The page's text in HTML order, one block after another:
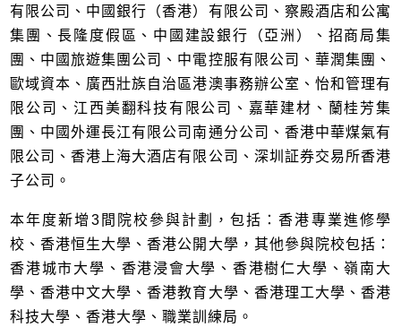
有限公司、中國銀行（香港）有限公司、察殿酒店和公寓
集團、長隆度假區、中國建設銀行（亞洲）、招商局集
團、中國旅遊集團公司、中電控服有限公司、華潤集團、
歐域資本、廣西壯族自治區港澳事務辦公室、怡和管理有
限公司、江西美翻科技有限公司、嘉華建材、蘭桂芳集
團、中國外運長江有限公司南通分公司、香港中華煤氣有
限公司、香港上海大酒店有限公司、深圳証券交易所香港
子公司。
本年度新增3間院校參與計劃，包括：香港專業進修學
校、香港恒生大學、香港公開大學，其他參與院校包括：
香港城市大學、香港浸會大學、香港樹仁大學、嶺南大
學、香港中文大學、香港教育大學、香港理工大學、香港
科技大學、香港大學、職業訓練局。